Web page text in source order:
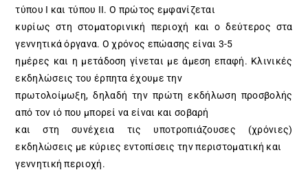
τύπου I και τύπου ΙΙ. Ο πρώτος εμφανίζεται
κυρίως στη στοματορινική περιοχή και ο δεύτερος στα
γεννητικά όργανα. Ο χρόνος επώασης είναι 3-5
ημέρες και η μετάδοση γίνεται με άμεση επαφή. Κλινικές
εκδηλώσεις του έρπητα έχουμε την
πρωτολοίμωξη, δηλαδή την πρώτη εκδήλωση προσβολής
από τον ιό που μπορεί να είναι και σοβαρή
και στη συνέχεια τις υποτροπιάζουσες (χρόνιες)
εκδηλώσεις με κύριες εντοπίσεις την περιστοματική και
γεννητική περιοχή.